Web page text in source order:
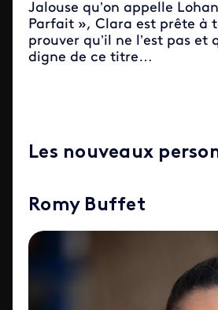
Jalouse qu’on appelle
Parfait », Clara est prête à
prouver qu’il ne l’est pas et
digne de ce titre…
Les nouveaux
Romy Buffet